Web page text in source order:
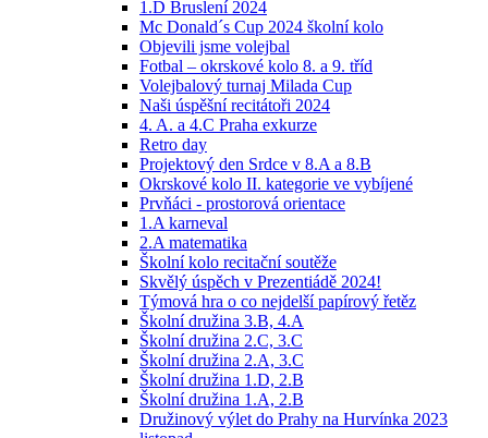
1.D Bruslení 2024
Mc Donald´s Cup 2024 školní kolo
Objevili jsme volejbal
Fotbal – okrskové kolo 8. a 9. tříd
Volejbalový turnaj Milada Cup
Naši úspěšní recitátoři 2024
4. A. a 4.C Praha exkurze
Retro day
Projektový den Srdce v 8.A a 8.B
Okrskové kolo II. kategorie ve vybíjené
Prvňáci - prostorová orientace
1.A karneval
2.A matematika
Školní kolo recitační soutěže
Skvělý úspěch v Prezentiádě 2024!
Týmová hra o co nejdelší papírový řetěz
Školní družina 3.B, 4.A
Školní družina 2.C, 3.C
Školní družina 2.A, 3.C
Školní družina 1.D, 2.B
Školní družina 1.A, 2.B
Družinový výlet do Prahy na Hurvínka 2023